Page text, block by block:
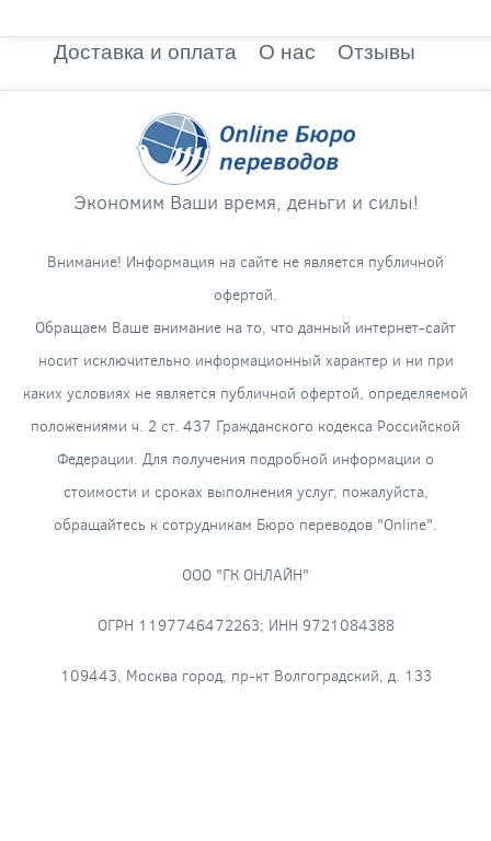
Доставка и оплата О нас Отзывы
Экономим Ваши время, деньги и силы!
Внимание! Информация на сайте не является публичной
офертой.
Обращаем Ваше внимание на то, что данный интернет-сайт
носит исключительно информационный характер и ни при
каких условиях не является публичной офертой, определяемой
положениями ч. 2 ст. 437 Гражданского кодекса Российской
Федерации. Для получения подробной информации о
стоимости и сроках выполнения услуг, пожалуйста,
обращайтесь к сотрудникам Бюро переводов "Online".
ООО "ГК ОНЛАЙН"
ОГРН 1197746472263; ИНН 9721084388
109443, Москва город, пр-кт Волгоградский, д. 133